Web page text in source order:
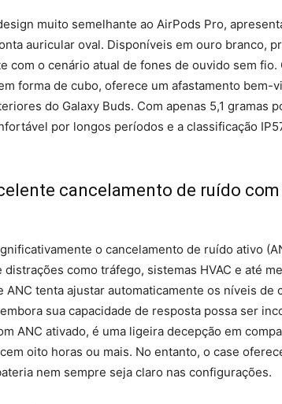
muito semelhante ao AirPods Pro,
auricular oval. Disponíveis em ouro branco,
com o cenário atual de fones de ouvido sem fio.
forma de cubo, oferece um afastamento bem-
do Galaxy Buds. Com apenas 5,1 gramas
por longos períodos e a classificação
cancelamento de ruído
o cancelamento de ruído ativo
como tráfego, sistemas HVAC e até
ANC tenta ajustar automaticamente os níveis de
sua capacidade de resposta possa ser
ANC ativado, é uma ligeira decepção em
oito horas ou mais. No entanto, o case
nem sempre seja claro nas configurações.